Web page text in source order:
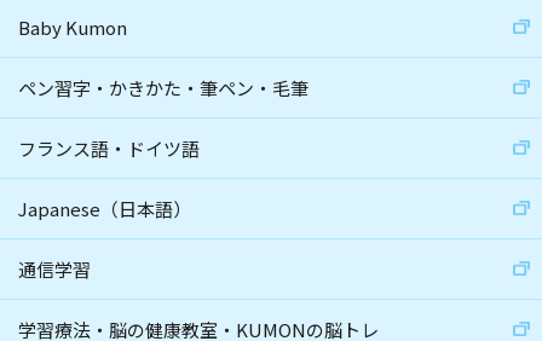
Baby Kumon
ペン習字・かきかた・筆ペン・毛筆
フランス語・ドイツ語
Japanese（日本語）
通信学習
学習療法・脳の健康教室・KUMONの脳トレ